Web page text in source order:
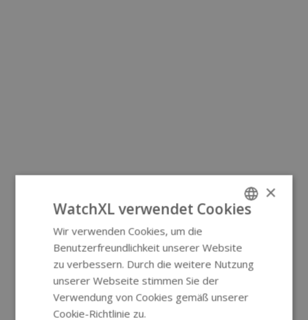
GERMAN
×
WatchXL verwendet Cookies
Wir verwenden Cookies, um die
Benutzerfreundlichkeit unserer Website
zu verbessern. Durch die weitere Nutzung
unserer Webseite stimmen Sie der
Verwendung von Cookies gemäß unserer
Cookie-Richtlinie zu.